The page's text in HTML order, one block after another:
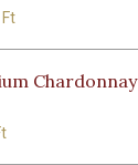
Ft
Chardonnay